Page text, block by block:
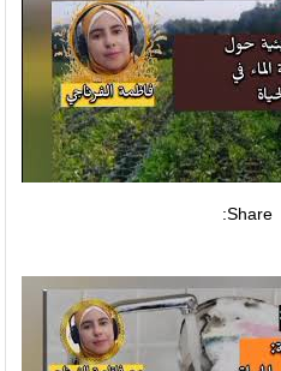
Share: